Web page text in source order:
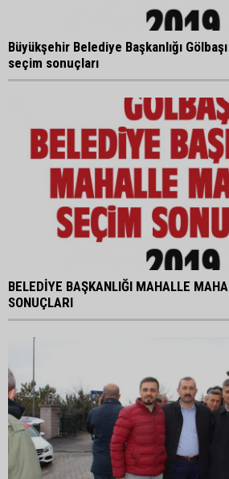
Büyükşehir Belediye Başkanlığı
seçim sonuçları
BELEDİYE BAŞKANLIĞI MAHALLE
SONUÇLARI